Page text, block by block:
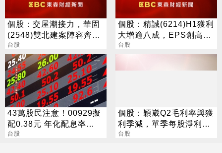
個股：交屋潮接力，華固
(2548)雙北建案陣容齊
發，下半年營運攀高峰
台股
個股：精誠(6214)H1獲利
大增逾八成，EPS創高達
6.15元，H2強攻AI與全球
台股
43萬股民注意！00929擬
配0.38元 年化配息率
16.5%
台股
個股：穎崴Q2毛利率與獲
利季減，單季每股淨利
18.7元，Q3有新產能估業
台股